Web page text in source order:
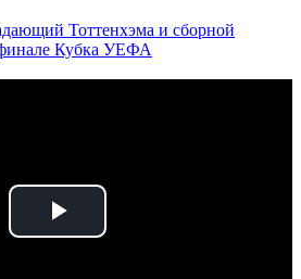
Тоттенхэма и сборной
Кубка УЕФА
Play